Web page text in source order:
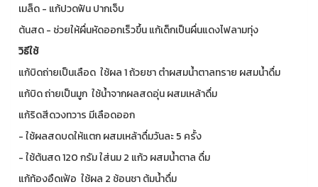
เมล็ด - แก้ปวดฟัน ปากเจ็บ
ต้นสด - ช่วยให้ผื่นหัดออกเร็วขึ้น แก้เด็กเป็นผื่นแดงไฟลามทุ่ง
วิธีใช้
แก้บิดถ่ายเป็นเลือด ใช้ผล 1 ถ้วยชา ตำผสมน้ำตาลทราย ผสมน้ำดื่ม
แก้บิด ถ่ายเป็นมูก ใช้น้ำจากผลสดอุ่น ผสมเหล้าดื่ม
แก้ริดสีดวงทวาร มีเลือดออก
- ใช้ผลสดบดให้แตก ผสมเหล้าดื่มวันละ 5 ครั้ง
- ใช้ต้นสด 120 กรัม ใส่นม 2 แก้ว ผสมน้ำตาล ดื่ม
แก้ท้องอืดเฟ้อ ใช้ผล 2 ช้อนชา ต้มน้ำดื่ม